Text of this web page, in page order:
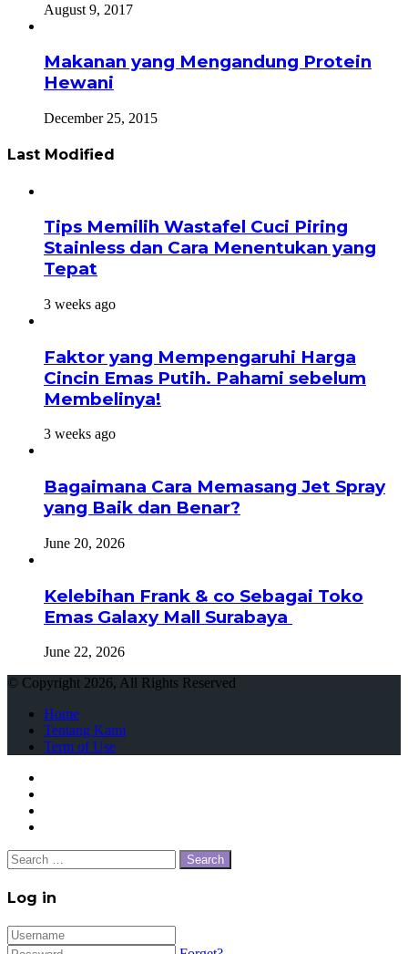
August 9, 2017
Makanan yang Mengandung Protein
Hewani
December 25, 2015
Last Modified
Tips Memilih Wastafel Cuci Piring
Stainless dan Cara Menentukan yang
Tepat
3 weeks ago
Faktor yang Mempengaruhi Harga
Cincin Emas Putih. Pahami sebelum
Membelinya!
3 weeks ago
Bagaimana Cara Memasang Jet Spray
yang Baik dan Benar?
June 20, 2026
Kelebihan Frank & co Sebagai Toko
Emas Galaxy Mall Surabaya
June 22, 2026
© Copyright 2026, All Rights Reserved
Home
Tentang Kami
Term of Use
Close
Search
for:
Close
Log in